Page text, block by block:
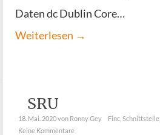
Daten dc Dub­lin Core…
Wei­ter­le­sen →
SRU
18. Mai. 2020von Ronny Gey Finc Schnittstelle
Keine Kommentare